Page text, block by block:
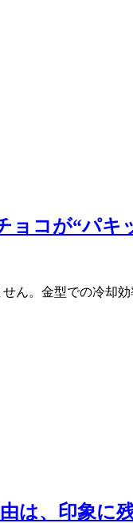
コが“パキ
ん。金型での冷却
は、印象に